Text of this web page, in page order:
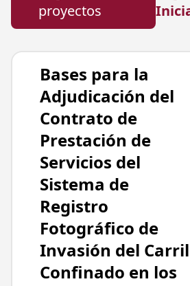
proyectos
Bases para la
Adjudicación del
Contrato de
Prestación de
Servicios del
Sistema de
Registro
Fotográfico de
Invasión del Carril
Confinado en los